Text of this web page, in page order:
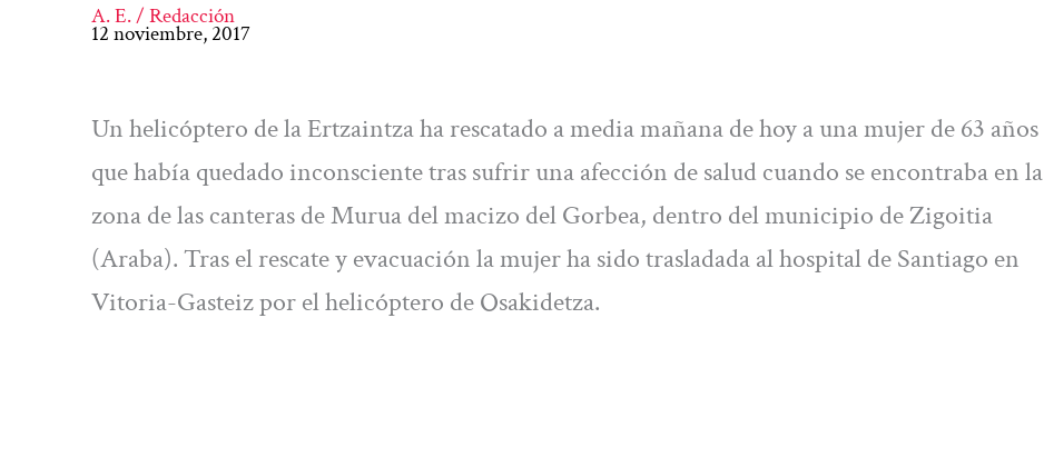
A. E. / Redacción
12 noviembre, 2017
Un helicóptero de la Ertzaintza ha rescatado a media mañana de hoy a una mujer de 63 años
que había quedado inconsciente tras sufrir una afección de salud cuando se encontraba en la
zona de las canteras de Murua del macizo del Gorbea, dentro del municipio de Zigoitia
(Araba). Tras el rescate y evacuación la mujer ha sido trasladada al hospital de Santiago en
Vitoria-Gasteiz por el helicóptero de Osakidetza.